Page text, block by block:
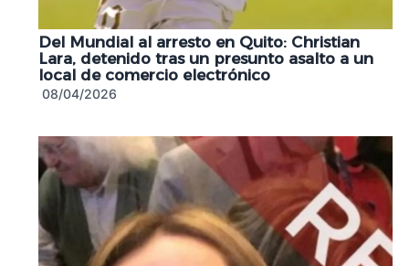
Del Mundial al arresto en Quito: Christian
Lara, detenido tras un presunto asalto a un
local de comercio electrónico
08/04/2026